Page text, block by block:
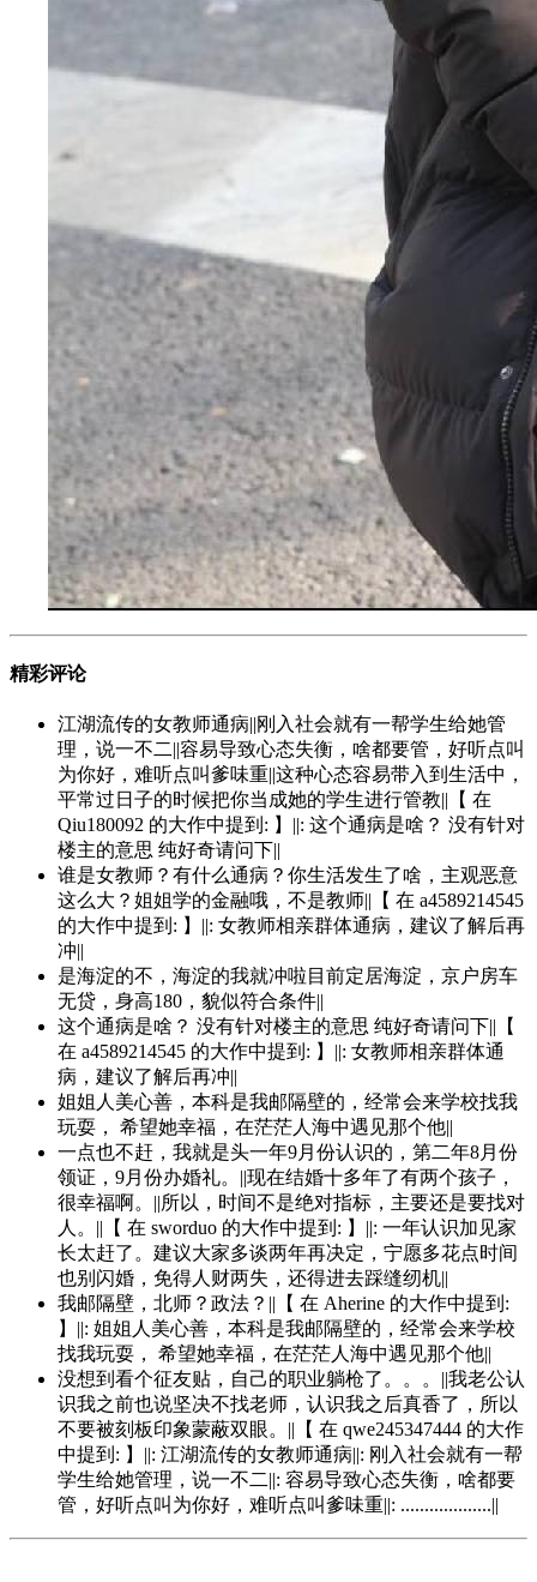
精彩评论
江湖流传的女教师通病||刚入社会就有一帮学生给她管
理，说一不二||容易导致心态失衡，啥都要管，好听点叫
为你好，难听点叫爹味重||这种心态容易带入到生活中，
平常过日子的时候把你当成她的学生进行管教||【 在
Qiu180092 的大作中提到: 】||: 这个通病是啥？ 没有针对
楼主的意思 纯好奇请问下||
谁是女教师？有什么通病？你生活发生了啥，主观恶意
这么大？姐姐学的金融哦，不是教师||【 在 a4589214545
的大作中提到: 】||: 女教师相亲群体通病，建议了解后再
冲||
是海淀的不，海淀的我就冲啦目前定居海淀，京户房车
无贷，身高180，貌似符合条件||
这个通病是啥？ 没有针对楼主的意思 纯好奇请问下||【
在 a4589214545 的大作中提到: 】||: 女教师相亲群体通
病，建议了解后再冲||
姐姐人美心善，本科是我邮隔壁的，经常会来学校找我
玩耍， 希望她幸福，在茫茫人海中遇见那个他||
一点也不赶，我就是头一年9月份认识的，第二年8月份
领证，9月份办婚礼。||现在结婚十多年了有两个孩子，
很幸福啊。||所以，时间不是绝对指标，主要还是要找对
人。||【 在 sworduo 的大作中提到: 】||: 一年认识加见家
长太赶了。建议大家多谈两年再决定，宁愿多花点时间
也别闪婚，免得人财两失，还得进去踩缝纫机||
我邮隔壁，北师？政法？||【 在 Aherine 的大作中提到:
】||: 姐姐人美心善，本科是我邮隔壁的，经常会来学校
找我玩耍， 希望她幸福，在茫茫人海中遇见那个他||
没想到看个征友贴，自己的职业躺枪了。。。||我老公认
识我之前也说坚决不找老师，认识我之后真香了，所以
不要被刻板印象蒙蔽双眼。||【 在 qwe245347444 的大作
中提到: 】||: 江湖流传的女教师通病||: 刚入社会就有一帮
学生给她管理，说一不二||: 容易导致心态失衡，啥都要
管，好听点叫为你好，难听点叫爹味重||: ...................||